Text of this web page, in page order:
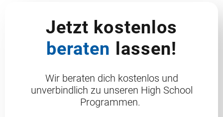
Jetzt kostenlos
beraten lassen!
Wir beraten dich kostenlos und
unverbindlich zu unseren High School
Programmen.